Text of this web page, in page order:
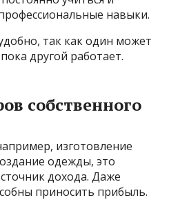
навыки.
так как один может
другой работает.
собственного
изготовление
одежды, это
дохода. Даже
приносить прибыль.